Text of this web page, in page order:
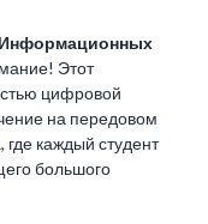
Этот
цифровой
на передовом
где каждый студент
большого